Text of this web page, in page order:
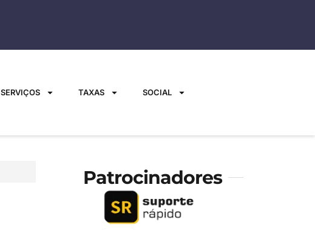
SERVIÇOS TAXAS SOCIAL
Patrocinadores